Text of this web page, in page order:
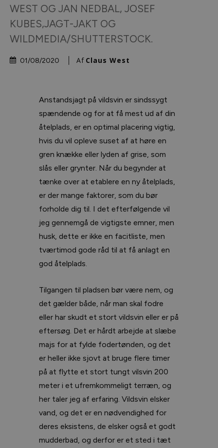
WEST OG JAN NEDBAL, JOSEF
KUBES,JAGT-JAKT OG
WILDMEDIA/SHUTTERSTOCK.
01/08/2020 Af Claus West
Anstandsjagt på vildsvin er sindssygt
spændende og for at få mest ud af din
åtelplads, er en optimal placering vigtig,
hvis du vil opleve suset af at høre en
gren knække eller lyden af grise, som
slås eller grynter. Når du begynder at
tænke over at etablere en ny åtelplads,
er der mange faktorer, som du bør
forholde dig til. I det efterfølgende vil
jeg gennemgå de vigtigste emner, men
husk, dette er ikke en facitliste, men
tværtimod gode råd til at få anlagt en
god åtelplads.
Tilgangen til pladsen bør være nem, og
det gælder både, når man skal fodre
eller har skudt et stort vildsvin eller er på
eftersøg. Det er hårdt arbejde at slæbe
majs for at fylde fodertønden, og det
er heller ikke sjovt at bruge flere timer
på at flytte et stort tungt vilsvin 200
meter i et ufremkommeligt terræn, og
her taler jeg af erfaring. Vildsvin elsker
vand, og det er en nødvendighed for
deres eksistens, de elsker også et godt
mudderbad, og derfor er et sted i tæt